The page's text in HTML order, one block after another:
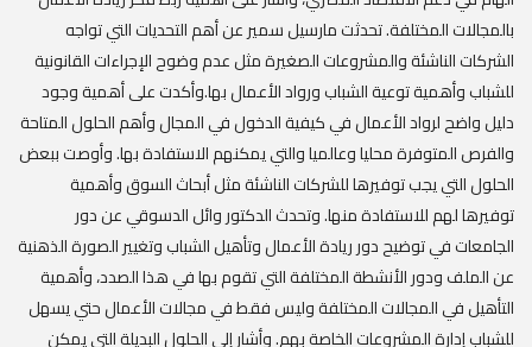
بالمجالات المختلفة. تحدثت مارسيل سمير عن أهم التحديات التي تواجه
الشركات الناشئة والمشروعات الصغيرة مثل عدم وضوح الإجراءات القانونية
للشباب وأهمية توعية الشباب ورواد الأعمال بها.وأكدت على أهمية وجود
دليل واضح لرواد الأعمال في كيفية الدخول في المجال وأهم الحلول المتاحة
والفرص المتوفرة محليا وعالميا والتي يمكنهم الاستفادة بها. وأوصت ببعض
الحلول التي يجب توفيرها للشركات الناشئة مثل أبحاث السوق وأهمية
توفيرها لهم للاستفادة منها. وتحدث الدكتور وائل الدسوقي عن دور
الجامعات في توضيح دور ريادة الأعمال وتأهيل الشباب وتغيير الصورة الذهنية
عن الملف ودور الأنشطة المختلفة التي تقوم بها في هذا الصدد، وأهمية
التأهيل في المجالات المختلفة وليس فقط في مجالات الأعمال حتي يسهل
للشباب إدارة المشروعات الخاصة بهم. وأشار إلى الحلول البديلة التي يمكن